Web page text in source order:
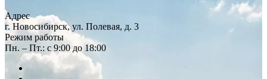
Адрес
г. Новосибирск, ул. Полевая, д. 3
Режим работы
Пн. – Пт.: с 9:00 до 18:00